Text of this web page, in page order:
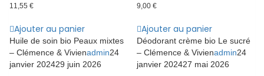
11,55 €
Ajouter au panier
Huile de soin bio Peaux mixtes
– Clémence & Vivienadmin24
janvier 202429 juin 2026
9,00€
Ajouter au panier
Déodorant crème bio Le sucré
– Clémence & Vivienadmin24
janvier 202427 mai 2026